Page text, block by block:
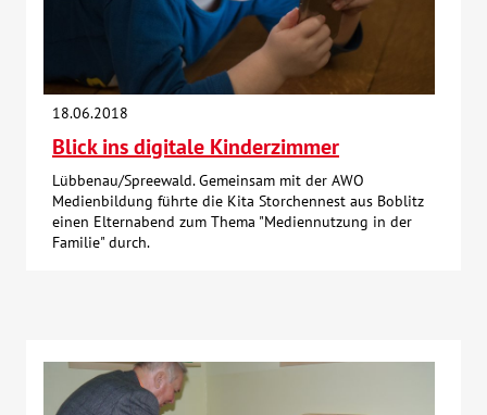
18.06.2018
Blick ins digitale Kinderzimmer
Lübbenau/Spreewald. Gemeinsam mit der AWO
Medienbildung führte die Kita Storchennest aus Boblitz
einen Elternabend zum Thema "Mediennutzung in der
Familie" durch.